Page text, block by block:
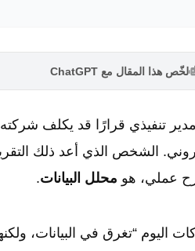
لخّص هذا المقال مع ChatGPT
تنفيذي قرارًا قد يكلف
الشخص الذي أعد ذلك
عملي، هو محلل البيانات.
اليوم “تغرق في البيانات،